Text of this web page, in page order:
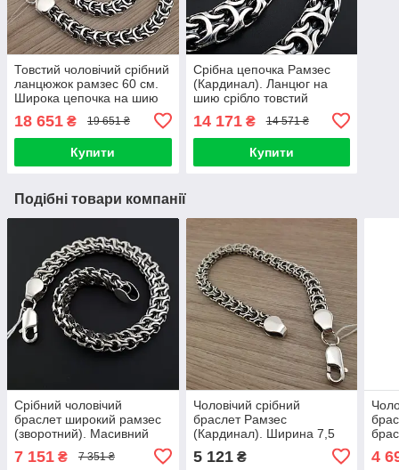
Товстий чоловічий срібний
ланцюжок рамзес 60 см.
Широка цепочка на шию
18 651 ₴ 19 651 ₴
Купити
Срібна цепочка Рамзес
(Кардинал). Ланцюг на
шию срібло товстий
14 171₴ 14 571 ₴
Купити
Подібні товари компанії
Срібний чоловічий
браслет широкий рамзес
(зворотний). Масивний
срібний браслет ширина 1
см. Довжина 22,5 см
7 151 ₴ 7 351 ₴
Чоловічий срібний
браслет Рамзес
(Кардинал). Ширина 7,5
срібло 925 довжина 21 см
5 121₴
мм.
4